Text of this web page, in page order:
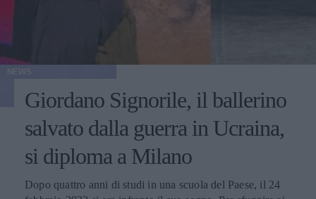
Giordano Signorile, il ballerino
salvato dalla guerra in Ucraina,
si diploma a Milano
Dopo quattro anni di studi in una scuola del Paese, il 24